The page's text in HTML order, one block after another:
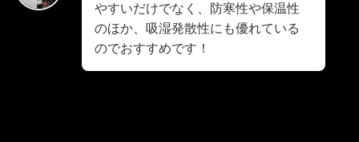
やすいだけでなく、防寒性や保温性
のほか、吸湿発散性にも優れている
のでおすすめです！